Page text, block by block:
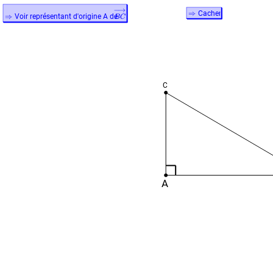
A
C
Voir représentant d'origine A de Cacher